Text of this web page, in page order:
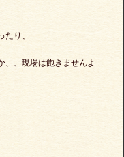
り、
、、現場は飽きませんよ